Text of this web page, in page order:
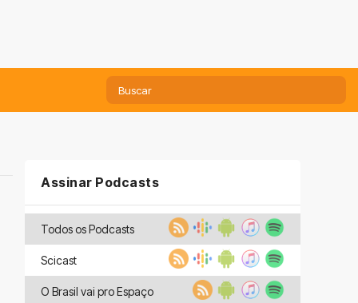
Assinar Podcasts
Todos os Podcasts
Scicast
O Brasil vai pro Espaço